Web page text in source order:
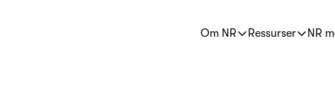
Om NR
Ressurser NR